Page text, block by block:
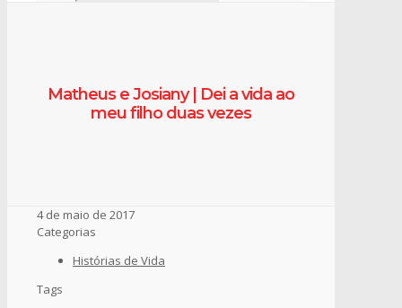
Matheus e Josiany | Dei a vida ao
meu filho duas vezes
4 de maio de 2017
Categorias
Histórias de Vida
Tags